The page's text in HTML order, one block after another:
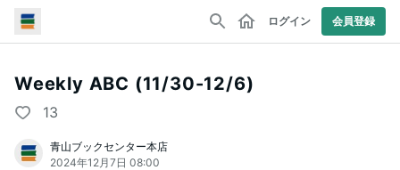
ログイン 会員登録
Weekly ABC (11/30-12/6)
13
青山ブックセンター本店
2024年12月7日 08:00